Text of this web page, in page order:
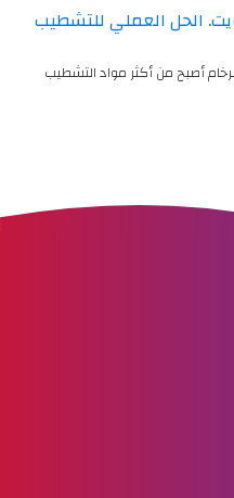
الحل العملي للتشطيب
أصبح من أكثر مواد التشطيب